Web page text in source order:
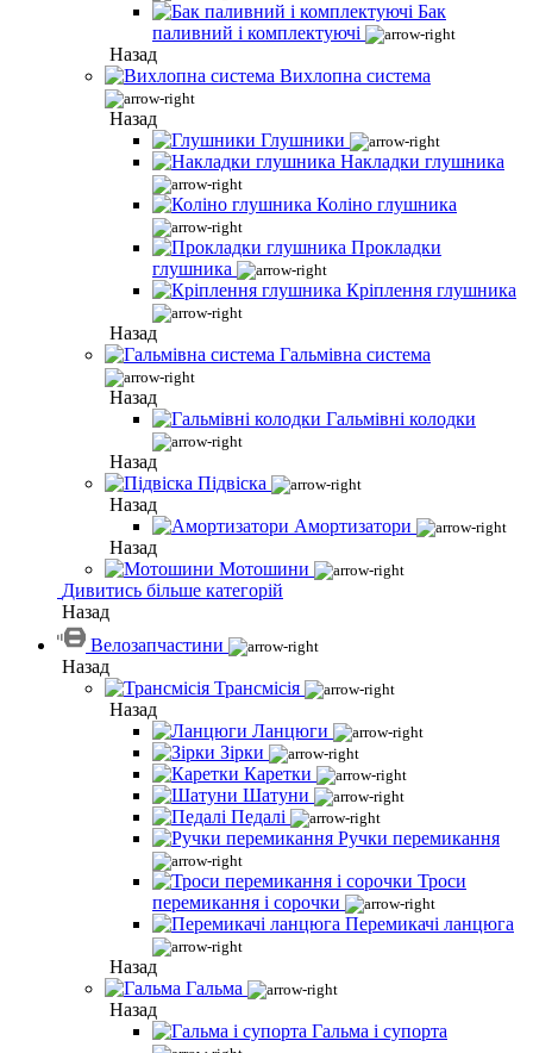
Бак
паливний і комплектуючі
Назад
Вихлопна система
Назад
Глушники
Накладки глушника
Коліно глушника
Прокладки
глушника
Кріплення глушника
Назад
Гальмівна система
Назад
Гальмівні колодки
Назад
Підвіска
Назад
Амортизатори
Назад
Мотошини
Дивитись більше категорій
Назад
Велозапчастини
Назад
Трансмісія
Назад
Ланцюги
Зірки
Каретки
Шатуни
Педалі
Ручки перемикання
Троси
перемикання і сорочки
Перемикачі ланцюга
Назад
Гальма
Назад
Гальма і супорта